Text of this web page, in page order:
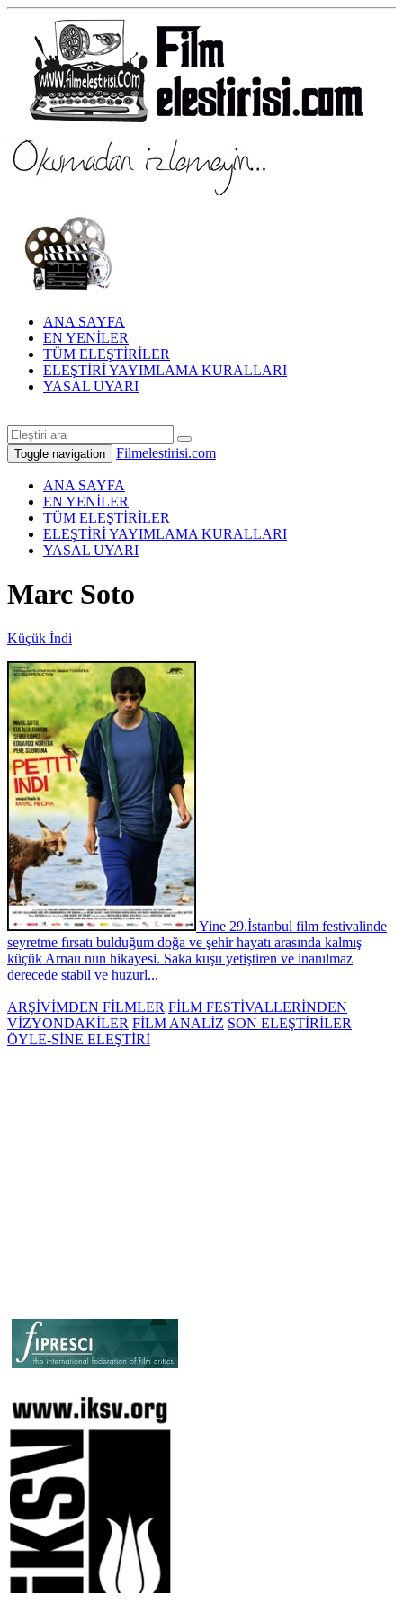
ANA SAYFA
EN YENİLER
TÜM ELEŞTİRİLER
ELEŞTİRİ YAYIMLAMA KURALLARI
YASAL UYARI
Toggle navigation Filmelestirisi.com
ANA SAYFA
EN YENİLER
TÜM ELEŞTİRİLER
ELEŞTİRİ YAYIMLAMA KURALLARI
YASAL UYARI
Marc Soto
Küçük İndi
Yine 29.İstanbul film festivalinde
seyretme fırsatı bulduğum doğa ve şehir hayatı arasında kalmış
küçük Arnau nun hikayesi. Saka kuşu yetiştiren ve inanılmaz
derecede stabil ve huzurl...
ARŞİVİMDEN FİLMLER FİLM FESTİVALLERİNDEN
VİZYONDAKİLER FİLM ANALİZ SON ELEŞTİRİLER
ÖYLE-SİNE ELEŞTİRİ